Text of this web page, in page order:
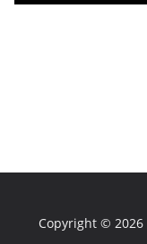
Copyright © 2026